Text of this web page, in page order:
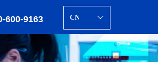
600-9163 ꀅ
CN